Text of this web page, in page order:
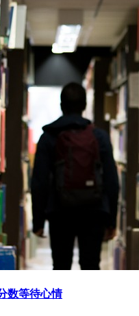
数等待心情